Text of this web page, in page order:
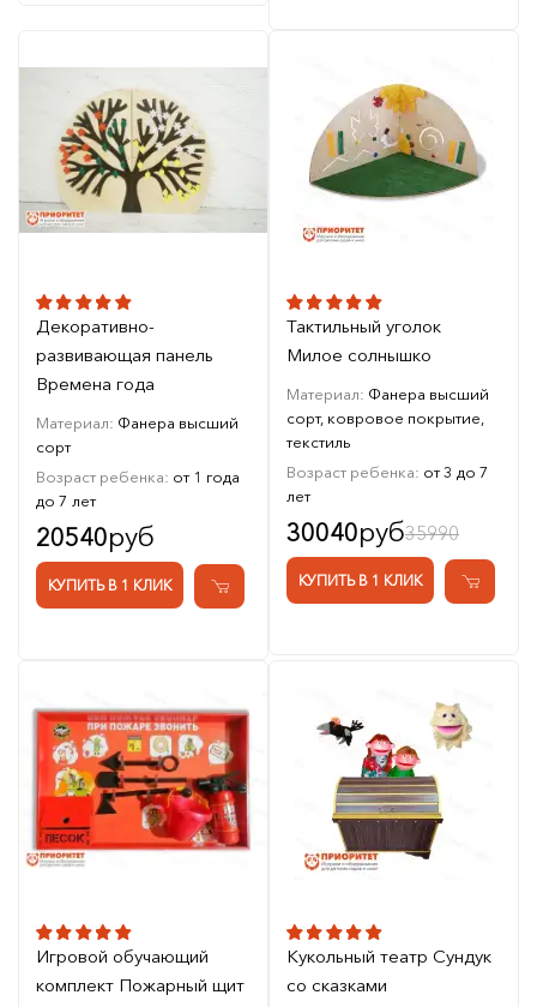
Декоративно-
развивающая панель
Времена года
Материал: Фанера высший
сорт
Возраст ребенка: от 1 года
до 7 лет
20540руб
КУПИТЬ В 1 КЛИК
Тактильный уголок
Милое солнышко
Материал: Фанера высший
сорт, ковровое покрытие,
текстиль
Возраст ребенка: от 3 до 7
лет
30040руб35990
КУПИТЬ В 1 КЛИК
Игровой обучающий
комплект Пожарный щит
Кукольный театр Сундук
со сказками